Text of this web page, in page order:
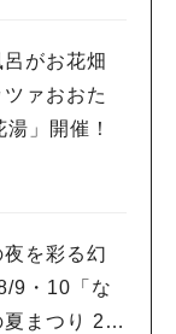
呂がお花畑
ァおおた
」開催！
夜を彩る幻
9・10「な
まつり 20